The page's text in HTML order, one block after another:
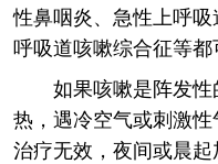
性鼻咽炎、急性上呼
呼吸道咳嗽综合征等都
如果咳嗽是阵发
热，遇冷空气或刺激
治疗无效，夜间或晨